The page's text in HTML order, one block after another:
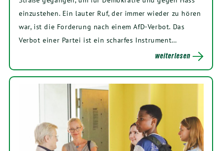
einzustehen. Ein lauter Ruf, der immer wieder zu hören
war, ist die Forderung nach einem AfD-Verbot. Das
Verbot einer Partei ist ein scharfes Instrument…
weiterlesen